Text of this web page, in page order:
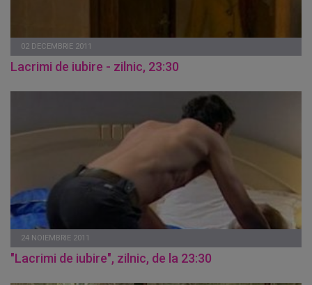
02 DECEMBRIE 2011
Lacrimi de iubire - zilnic, 23:30
24 NOIEMBRIE 2011
"Lacrimi de iubire", zilnic, de la 23:30